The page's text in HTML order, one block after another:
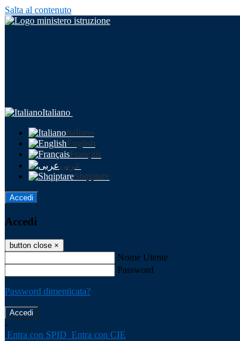
Salta al contenuto
Italiano
Italiano
English
Français
عربى
Shqiptare
Accedi
Accedi
button close ×
Nome Utente
Password
Password dimenticata?
-
Entra con SPID Entra con CIE